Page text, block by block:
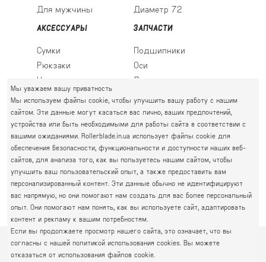
Для мужчины
Диаметр 72
АКСЕССУАРЫ
Сумки
Рюкзаки
Носки
ЗАПЧАСТИ
Подшипники
Оси
Ледовые лезвия
ПРАВЫЙ БЕРЕГ
Святошин, Житомирская, Академгородок
Г. КИЕВ, УЛ. АКАДЕМИКА КРЫМСКОГО, 4А
ГРАФИК РАБОТЫ:
пн.-пт. 10.00 - 19.00
сб.-нд. 10.00 - 17.00
063 777-59-79
067 111-01-47
050 777-16-00
© 2026Интернет-магазин Rollerblade Политика
Мы уважаем вашу приватность
Мы используем файлы cookie, чтобы улучшить вашу работу с нашим
сайтом. Эти данные могут касаться вас лично, ваших предпочтений,
устройства или быть необходимыми для работы сайта в соответствии с
вашими ожиданиями. Rollerblade.in.ua использует файлы cookie для
обеспечения безопасности, функциональности и доступности наших веб-
сайтов, для анализа того, как вы пользуетесь нашим сайтом, чтобы
улучшить ваш пользовательский опыт, а также предоставить вам
персонализированный контент. Эти данные обычно не идентифицируют
вас напрямую, но они помогают нам создать для вас более персональный
опыт. Они помогают нам понять, как вы используете сайт, адаптировать
контент и рекламу к вашим потребностям.
Если вы продолжаете просмотр нашего сайта, это означает, что вы
согласны с нашей политикой использования cookies. Вы можете
отказаться от использования файлов cookie.